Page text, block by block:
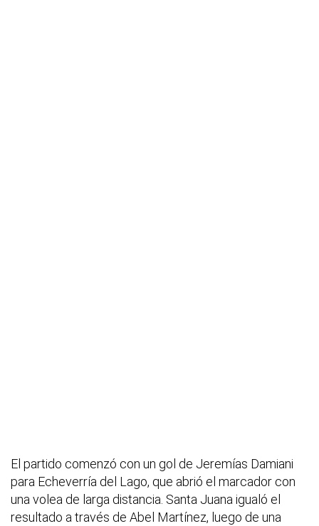
El partido comenzó con un gol de Jeremías Damiani
para Echeverría del Lago, que abrió el marcador con
una volea de larga distancia. Santa Juana igualó el
resultado a través de Abel Martínez, luego de una